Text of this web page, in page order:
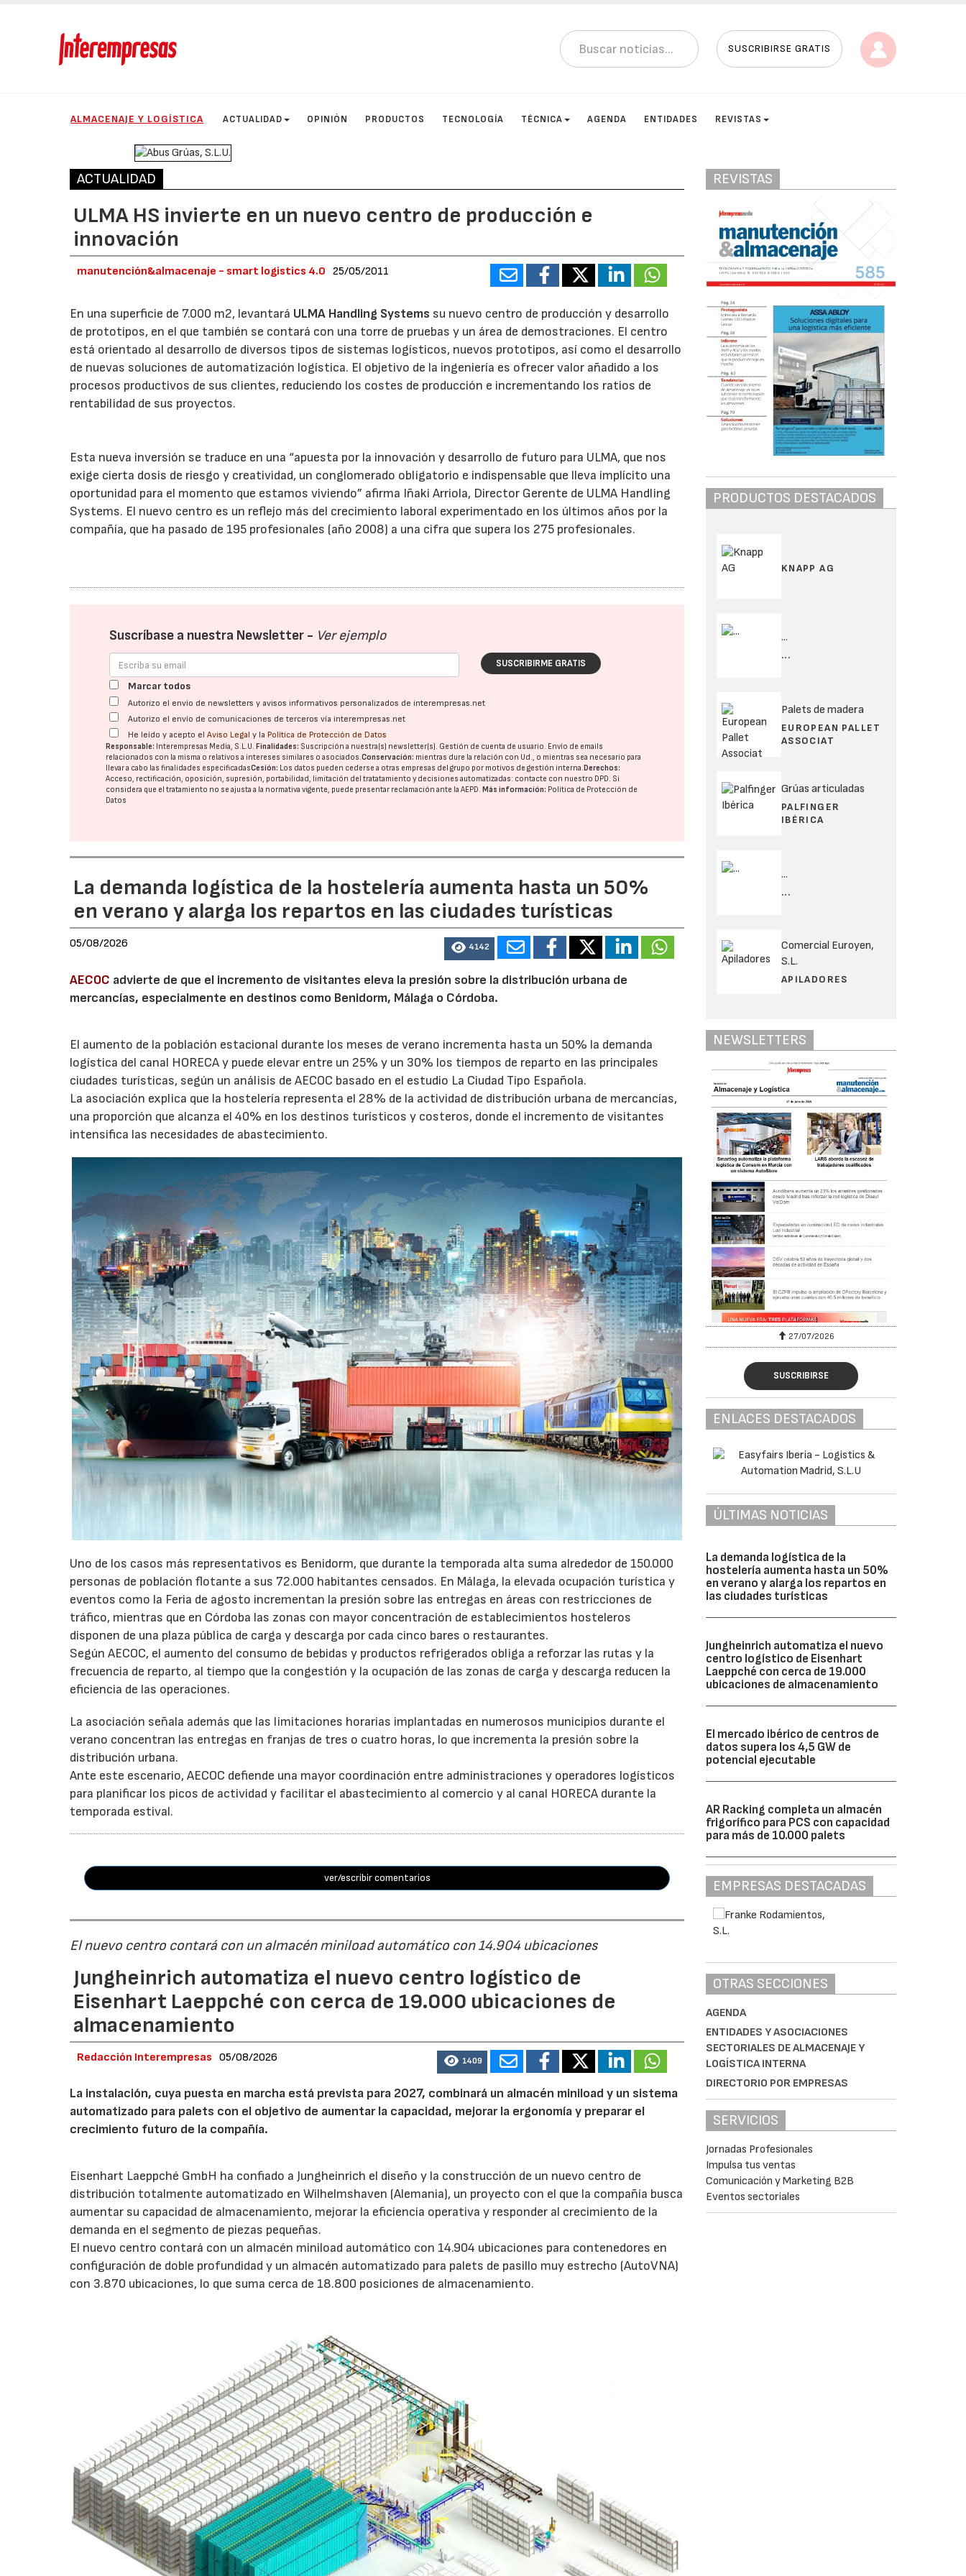
SUSCRIBIRSE GRATIS
ALMACENAJE Y LOGÍSTICA ACTUALIDAD OPINIÓN PRODUCTOS TECNOLOGÍA TÉCNICA AGENDA ENTIDADES REVISTAS
ACTUALIDAD
ULMA HS invierte en un nuevo centro de producción e
innovación
manutención&almacenaje - smart logistics 4.0 25/05/2011
En una superficie de 7.000 m2, levantará ULMA Handling Systems su nuevo centro de producción y desarrollo
de prototipos, en el que también se contará con una torre de pruebas y un área de demostraciones. El centro
está orientado al desarrollo de diversos tipos de sistemas logísticos, nuevos prototipos, así como el desarrollo
de nuevas soluciones de automatización logística. El objetivo de la ingeniería es ofrecer valor añadido a los
procesos productivos de sus clientes, reduciendo los costes de producción e incrementando los ratios de
rentabilidad de sus proyectos.
Esta nueva inversión se traduce en una “apuesta por la innovación y desarrollo de futuro para ULMA, que nos
exige cierta dosis de riesgo y creatividad, un conglomerado obligatorio e indispensable que lleva implícito una
oportunidad para el momento que estamos viviendo” afirma Iñaki Arriola, Director Gerente de ULMA Handling
Systems. El nuevo centro es un reflejo más del crecimiento laboral experimentado en los últimos años por la
compañía, que ha pasado de 195 profesionales (año 2008) a una cifra que supera los 275 profesionales.
Suscríbase a nuestra Newsletter - Ver ejemplo
SUSCRIBIRME GRATIS
Marcar todos
Autorizo el envío de newsletters y avisos informativos personalizados de interempresas.net
Autorizo el envío de comunicaciones de terceros vía interempresas.net
He leído y acepto elAviso Legal y la Política de Protección de Datos
Responsable: Interempresas Media, S.L.U. Finalidades: Suscripción a nuestra(s) newsletter(s). Gestión de cuenta de usuario. Envío de emails
relacionados con la misma o relativos a intereses similares o asociados.Conservación: mientras dure la relación con Ud., o mientras sea necesario para
llevar a cabo las finalidades especificadasCesión: Los datos pueden cederse a otras empresas del grupo por motivos de gestión interna. Derechos:
Acceso, rectificación, oposición, supresión, portabilidad, limitación del tratatamiento y decisiones automatizadas: contacte con nuestro DPD. Si
considera que el tratamiento no se ajusta a la normativa vigente, puede presentar reclamación ante laAEPD. Más información: Política de Protección de
Datos
La demanda logística de la hostelería aumenta hasta un 50%
en verano y alarga los repartos en las ciudades turísticas
05/08/2026 4142
AECOC advierte de que el incremento de visitantes eleva la presión sobre la distribución urbana de
mercancías, especialmente en destinos como Benidorm, Málaga o Córdoba.
El aumento de la población estacional durante los meses de verano incrementa hasta un 50% la demanda
logística del canal HORECA y puede elevar entre un 25% y un 30% los tiempos de reparto en las principales
ciudades turísticas, según un análisis de AECOC basado en el estudio La Ciudad Tipo Española.
La asociación explica que la hostelería representa el 28% de la actividad de distribución urbana de mercancías,
una proporción que alcanza el 40% en los destinos turísticos y costeros, donde el incremento de visitantes
intensifica las necesidades de abastecimiento.
Uno de los casos más representativos es Benidorm, que durante la temporada alta suma alrededor de 150.000
personas de población flotante a sus 72.000 habitantes censados. En Málaga, la elevada ocupación turística y
eventos como la Feria de agosto incrementan la presión sobre las entregas en áreas con restricciones de
tráfico, mientras que en Córdoba las zonas con mayor concentración de establecimientos hosteleros
disponen de una plaza pública de carga y descarga por cada cinco bares o restaurantes.
Según AECOC, el aumento del consumo de bebidas y productos refrigerados obliga a reforzar las rutas y la
frecuencia de reparto, al tiempo que la congestión y la ocupación de las zonas de carga y descarga reducen la
eficiencia de las operaciones.
La asociación señala además que las limitaciones horarias implantadas en numerosos municipios durante el
verano concentran las entregas en franjas de tres o cuatro horas, lo que incrementa la presión sobre la
distribución urbana.
Ante este escenario, AECOC defiende una mayor coordinación entre administraciones y operadores logísticos
para planificar los picos de actividad y facilitar el abastecimiento al comercio y al canal HORECA durante la
temporada estival.
ver/escribir comentarios
El nuevo centro contará con un almacén miniload automático con 14.904 ubicaciones
Jungheinrich automatiza el nuevo centro logístico de
Eisenhart Laeppché con cerca de 19.000 ubicaciones de
almacenamiento
Redacción Interempresas 05/08/2026 1409
La instalación, cuya puesta en marcha está prevista para 2027, combinará un almacén miniload y un sistema
automatizado para palets con el objetivo de aumentar la capacidad, mejorar la ergonomía y preparar el
crecimiento futuro de la compañía.
Eisenhart Laeppché GmbH ha confiado a Jungheinrich el diseño y la construcción de un nuevo centro de
distribución totalmente automatizado en Wilhelmshaven (Alemania), un proyecto con el que la compañía busca
aumentar su capacidad de almacenamiento, mejorar la eficiencia operativa y responder al crecimiento de la
demanda en el segmento de piezas pequeñas.
El nuevo centro contará con un almacén miniload automático con 14.904 ubicaciones para contenedores en
configuración de doble profundidad y un almacén automatizado para palets de pasillo muy estrecho (AutoVNA)
con 3.870 ubicaciones, lo que suma cerca de 18.800 posiciones de almacenamiento.
REVISTAS
PRODUCTOS DESTACADOS
KNAPP AG
...
...
Palets de madera
EUROPEAN PALLET
ASSOCIAT
Grúas articuladas
PALFINGER
IBÉRICA
...
...
Comercial Euroyen,
S.L.
APILADORES
NEWSLETTERS
27/07/2026 29/07/2026 27/07/2026
SUSCRIBIRSE
ENLACES DESTACADOS
ÚLTIMAS NOTICIAS
La demanda logística de la
hostelería aumenta hasta un 50%
en verano y alarga los repartos en
las ciudades turísticas
Jungheinrich automatiza el nuevo
centro logístico de Eisenhart
Laeppché con cerca de 19.000
ubicaciones de almacenamiento
El mercado ibérico de centros de
datos supera los 4,5 GW de
potencial ejecutable
AR Racking completa un almacén
frigorífico para PCS con capacidad
para más de 10.000 palets
EMPRESAS DESTACADAS
OTRAS SECCIONES
AGENDA
ENTIDADES Y ASOCIACIONES
SECTORIALES DE ALMACENAJE Y
LOGÍSTICA INTERNA
DIRECTORIO POR EMPRESAS
SERVICIOS
Jornadas Profesionales
Impulsa tus ventas
Comunicación y Marketing B2B
Eventos sectoriales